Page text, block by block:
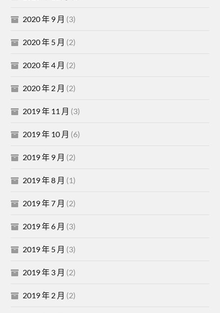
2020 年 9 月 (3)
2020 年 5 月 (2)
2020 年 4 月 (2)
2020 年 2 月 (2)
2019 年 11 月 (3)
2019 年 10 月 (6)
2019 年 9 月 (2)
2019 年 8 月 (1)
2019 年 7 月 (2)
2019 年 6 月 (3)
2019 年 5 月 (3)
2019 年 3 月 (2)
2019 年 2 月 (2)